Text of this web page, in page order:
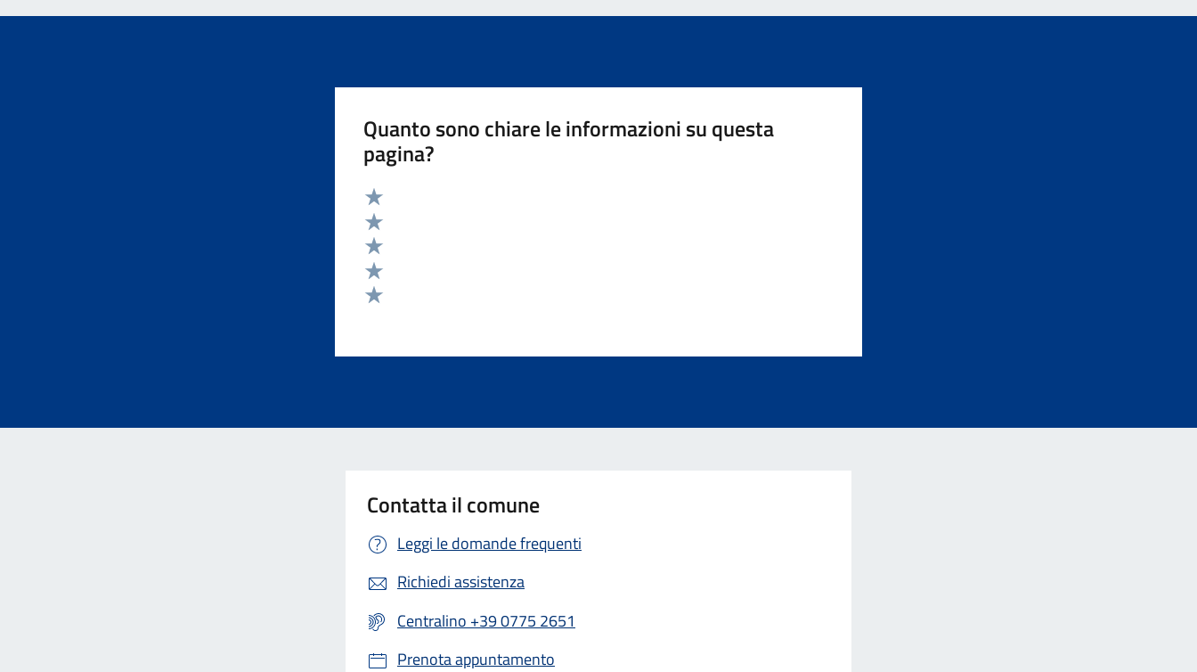
Quanto sono chiare le informazioni su questa
pagina?
Valuta 5 stelle su 5
Valuta 4 stelle su 5
Valuta 3 stelle su 5
Valuta 2 stelle su 5
Contatta il comune
Leggi le domande frequenti
Richiedi assistenza
Centralino +39 0775 2651
Prenota appuntamento